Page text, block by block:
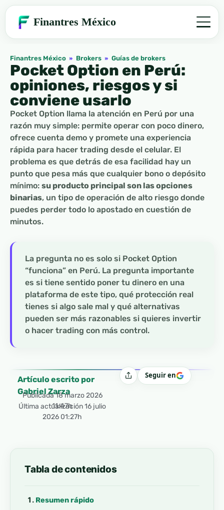
Finantres México
Finantres México » Brokers » Guías de brokers
Pocket Option en Perú:
opiniones, riesgos y si
conviene usarlo
Pocket Option llama la atención en Perú por una
razón muy simple: permite operar con poco dinero,
ofrece cuenta demo y promete una experiencia
rápida para hacer trading desde el celular. El
problema es que detrás de esa facilidad hay un
punto que pesa más que cualquier bono o depósito
mínimo: su producto principal son las opciones
binarias, un tipo de operación de alto riesgo donde
puedes perder todo lo apostado en cuestión de
minutos.
La pregunta no es solo si Pocket Option
“funciona” en Perú. La pregunta importante
es si tiene sentido poner tu dinero en una
plataforma de este tipo, qué protección real
tienes si algo sale mal y qué alternativas
pueden ser más razonables si quieres invertir
o hacer trading con más control.
Artículo escrito por
Gabriel Zarza
Publicada18 marzo 2026
11:47h
Última actualización 16 julio
2026 01:27h
CompartirSeguir en
Tabla de contenidos
Resumen rápido